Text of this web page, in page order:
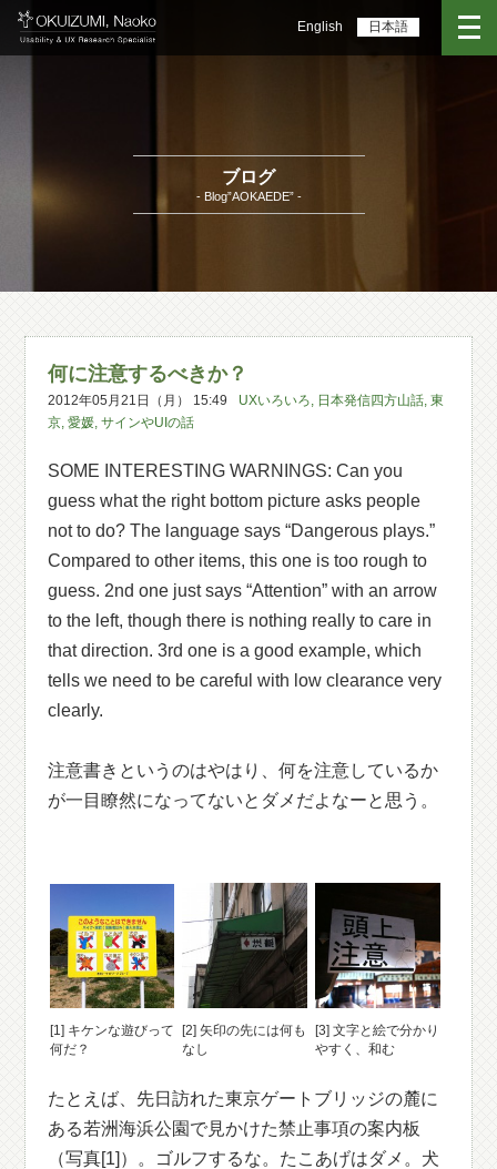
English 日本語
ブログ
- Blog”AOKAEDE” -
何に注意するべきか？
2012年05月21日（月） 15:49 UXいろいろ, 日本発信四方山話,東
京,愛媛,サインやUIの話
SOME INTERESTING WARNINGS: Can you
guess what the right bottom picture asks people
not to do? The language says “Dangerous plays.”
Compared to other items, this one is too rough to
guess. 2nd one just says “Attention” with an arrow
to the left, though there is nothing really to care in
that direction. 3rd one is a good example, which
tells we need to be careful with low clearance very
clearly.
注意書きというのはやはり、何を注意しているか
が一目瞭然になってないとダメだよなーと思う。
[1] キケンな遊びって
何だ？
[2] 矢印の先には何も
なし
[3] 文字と絵で分かり
やすく、和む
たとえば、先日訪れた東京ゲートブリッジの麓に
ある若洲海浜公園で見かけた禁止事項の案内板
（写真[1]）。ゴルフするな。たこあげはダメ。犬